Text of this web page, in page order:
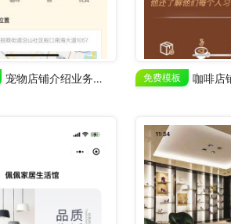
宠物店铺介绍业务展示 免费模板 咖啡店